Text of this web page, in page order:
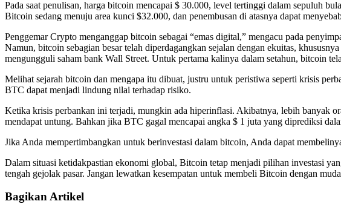
Pada saat penulisan, harga bitcoin mencapai $ 30.000, level tertinggi dalam sepuluh
Bitcoin sedang menuju area kunci $32.000, dan penembusan di atasnya dapat
Penggemar Crypto menganggap bitcoin sebagai “emas digital,” mengacu pada
Namun, bitcoin sebagian besar telah diperdagangkan sejalan dengan ekuitas,
mengungguli saham bank Wall Street. Untuk pertama kalinya dalam setahun, bitcoin
Melihat sejarah bitcoin dan mengapa itu dibuat, justru untuk peristiwa seperti krisis
BTC dapat menjadi lindung nilai terhadap risiko.
Ketika krisis perbankan ini terjadi, mungkin ada hiperinflasi. Akibatnya, lebih banyak
mendapat untung. Bahkan jika BTC gagal mencapai angka $ 1 juta yang diprediksi
Jika Anda mempertimbangkan untuk berinvestasi dalam bitcoin, Anda dapat
Dalam situasi ketidakpastian ekonomi global, Bitcoin tetap menjadi pilihan investasi
tengah gejolak pasar. Jangan lewatkan kesempatan untuk membeli Bitcoin dengan
Bagikan Artikel